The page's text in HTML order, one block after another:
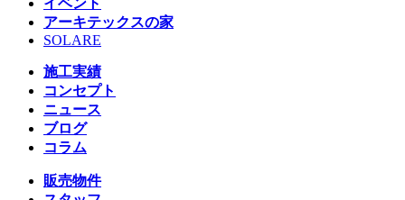
アーキテックスの家
SOLARE
施工実績
コンセプト
ニュース
ブログ
コラム
販売物件